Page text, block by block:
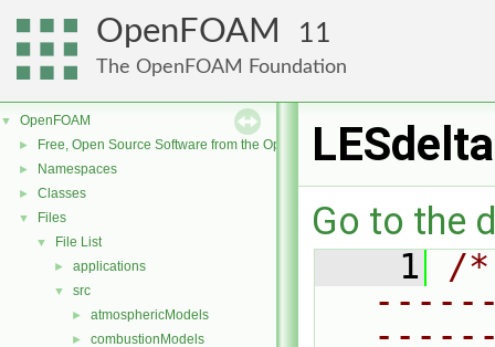
OpenFOAM 11
The OpenFOAM Foundation
▼ OpenFOAM
► Free, Open Source Software from the OpenFOAM Foundation
► Namespaces
► Classes
▼ Files
▼ File List
► applications
▼ src
► atmosphericModels
► combustionModels
Go to the
    1
/